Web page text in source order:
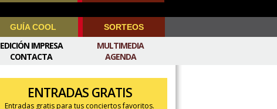
GUÍA COOL SORTEOS
MULTIMEDIA
AGENDA
EDICIÓN IMPRESA
CONTACTA
ENTRADAS GRATIS
Entradas gratis para tus conciertos favoritos.